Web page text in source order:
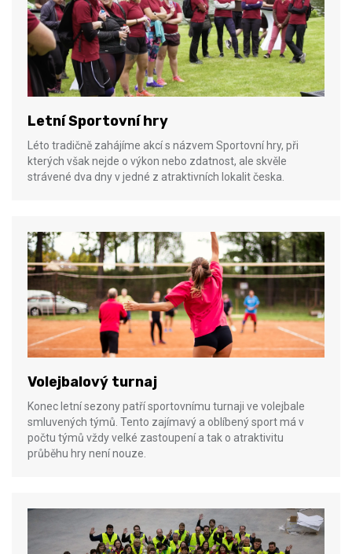
Letní Sportovní hry
Léto tradičně zahájíme akcí s názvem Sportovní hry, při
kterých však nejde o výkon nebo zdatnost, ale skvěle
strávené dva dny v jedné z atraktivních lokalit česka.
Volejbalový turnaj
Konec letní sezony patří sportovnímu turnaji ve volejbale
smluvených týmů. Tento zajímavý a oblíbený sport má v
počtu týmů vždy velké zastoupení a tak o atraktivitu
průběhu hry není nouze.